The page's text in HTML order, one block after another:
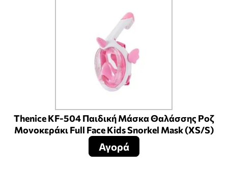
Thenice KF-504 Παιδική Μάσκα Θαλάσσης Ροζ
Μονοκεράκι Full Face Kids Snorkel Mask (XS/S)
Αγορά